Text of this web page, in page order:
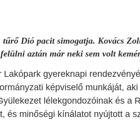
Dió pacit simogatja. Kovács
aztán már neki sem volt
gyereknapi
képviselő munkáját,
lélekgondozóinak és a
és minőségi kínálatot nyújtott a